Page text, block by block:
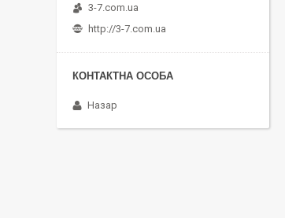
3-7.com.ua
http://3-7.com.ua
Назар